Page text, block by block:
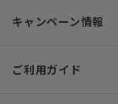
キャンペーン情報
ご利用ガイド